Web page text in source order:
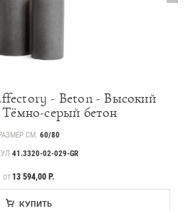
- Beton - Высокий
серый бетон
СМ. 60/80
41.3320-02-029-GR
ЦЕНА
ОТ 13 594,00 Р.
КУПИТЬ